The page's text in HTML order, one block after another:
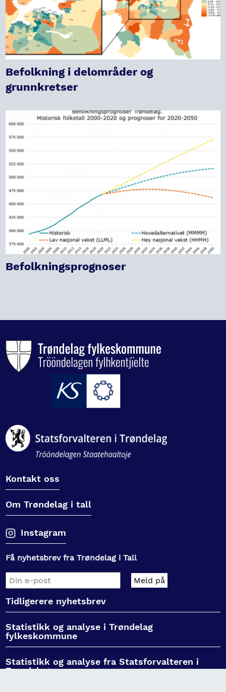
Befolkning i delområder og
grunnkretser
Befolkningsprognoser
Kontakt oss
Om Trøndelag i tall
Instagram
Få nyhetsbrev fra Trøndelag i Tall
Tidligerere nyhetsbrev
Statistikk og analyse i Trøndelag
fylkeskommune
Statistikk og analyse fra Statsforvalteren i
Trøndelag